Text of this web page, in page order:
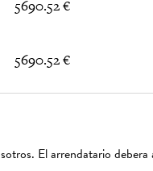
5690.52 €
5690.52 €
El arrendatario